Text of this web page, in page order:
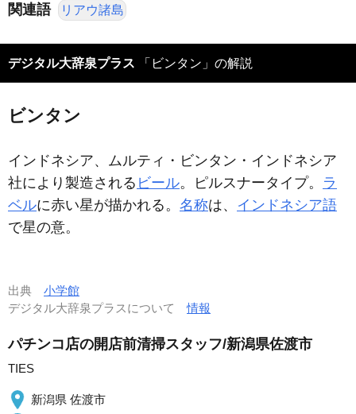
関連語 リアウ諸島
デジタル大辞泉プラス 「ビンタン」の解説
ビンタン
インドネシア、ムルティ・ビンタン・インドネシア
社により製造される ビール。ピルスナータイプ。 ラ
ベルに赤い星が描かれる。 名称は、 インドネシア語
で星の意。
出典 小学館
デジタル大辞泉プラスについて情報
パチンコ店の開店前清掃スタッフ/新潟県佐渡市
TIES
新潟県 佐渡市